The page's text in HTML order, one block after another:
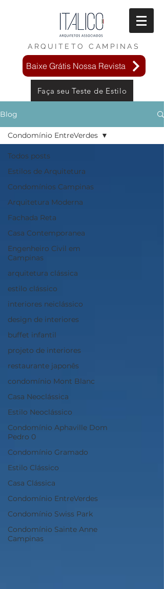
ARQUITETO CAMPINAS
Baixe Grátis Nossa Revista
Faça seu Teste de Estilo
Blog
Todos posts
Estilos de Arquitetura
Condomínios Campinas
Arquitetura Moderna
Fachada Reta
Casa Contemporanea
Engenheiro Civil em
Campinas
arquitetura clássica
estilo clássico
interiores neiclássico
design de interiores
buffet infantil
projeto de interiores
restaurante japonês
condomínio Mont Blanc
Casa Neoclássica
Estilo Neoclássico
Condomínio Aphaville Dom
Pedro 0
Condomínio Gramado
Estilo Clássico
Casa Clássica
Condomínio EntreVerdes
Condomínio Swiss Park
Condomínio Sainte Anne
Campinas
Condomínio EntreVerdes